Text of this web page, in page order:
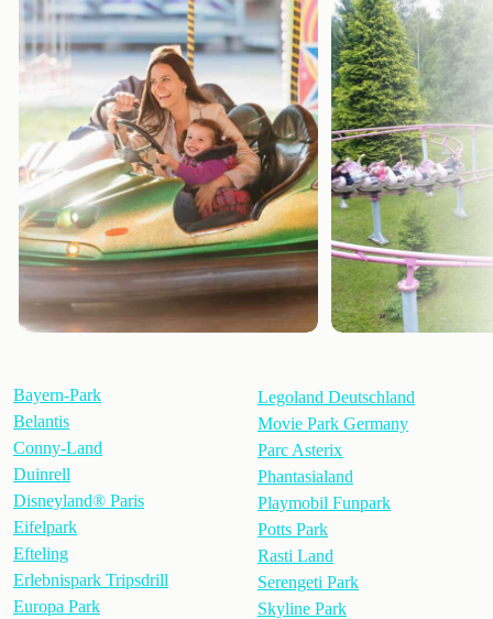
Bayern-Park
Belantis
Conny-Land
Duinrell
Disneyland® Paris
Eifelpark
Efteling
Erlebnispark Tripsdrill
Europa Park
Legoland Deutschland
Movie Park Germany
Parc Asterix
Phantasialand
Playmobil Funpark
Potts Park
Rasti Land
Serengeti Park
Skyline Park